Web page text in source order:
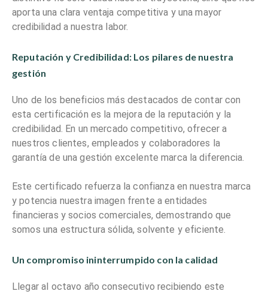
aporta una clara ventaja competitiva y una mayor
credibilidad a nuestra labor.
Reputación y Credibilidad: Los pilares de nuestra
gestión
Uno de los beneficios más destacados de contar con
esta certificación es la mejora de la reputación y la
credibilidad. En un mercado competitivo, ofrecer a
nuestros clientes, empleados y colaboradores la
garantía de una gestión excelente marca la diferencia.
Este certificado refuerza la confianza en nuestra marca
y potencia nuestra imagen frente a entidades
financieras y socios comerciales, demostrando que
somos una estructura sólida, solvente y eficiente.
Un compromiso ininterrumpido con la calidad
Llegar al octavo año consecutivo recibiendo este